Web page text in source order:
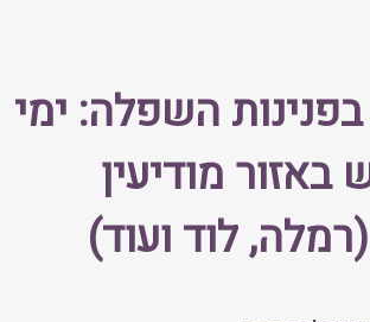
השפלה: ימי
באזור מודיעין
לוד ועוד)